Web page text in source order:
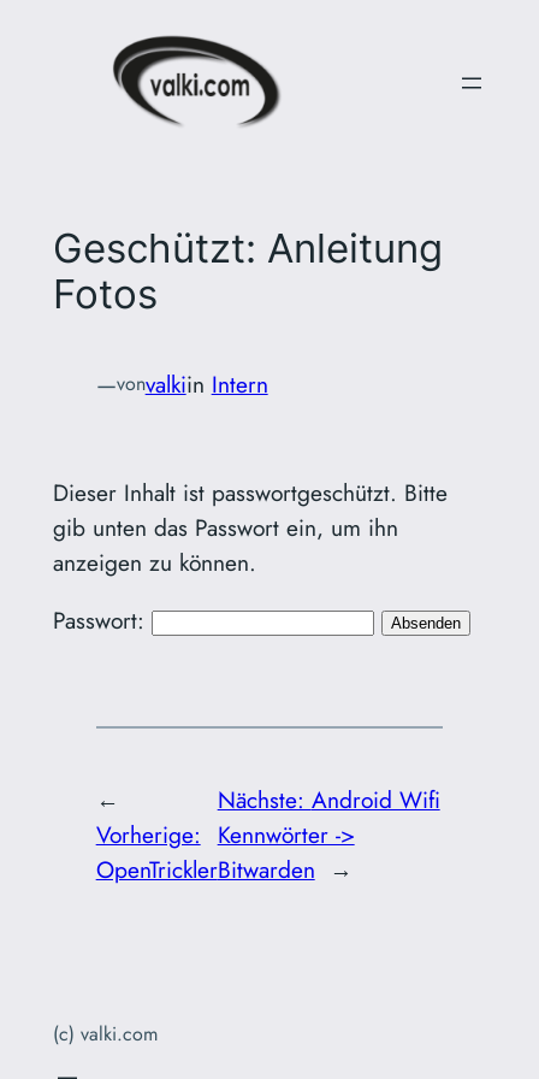
Geschützt: Anleitung
Fotos
—vonvalkiin Intern
Dieser Inhalt ist passwortgeschützt. Bitte
gib unten das Passwort ein, um ihn
anzeigen zu können.
Passwort:
←
Vorherige:
OpenTrickler
Nächste: Android Wifi
Kennwörter ->
Bitwarden →
(c) valki.com